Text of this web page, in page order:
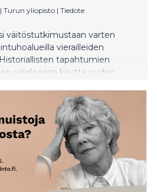
| Turun yliopisto | Tiedote
väitöstutkimustaan varten
vierailleiden
tapahtumien
valokuvien kautta uuden